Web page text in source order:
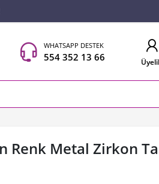
WHATSAPP DESTEK
554 352 13 66
Renk Metal Zirkon